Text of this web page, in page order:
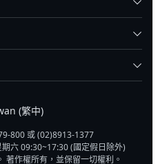
(繁中)
800 或 (02)8913-1377
六 09:30~17:30 (國定假日除外)
作權所有，並保留一切權利。